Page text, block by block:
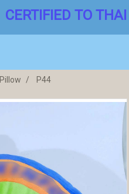
CERTIFIED TO
Pillow P44